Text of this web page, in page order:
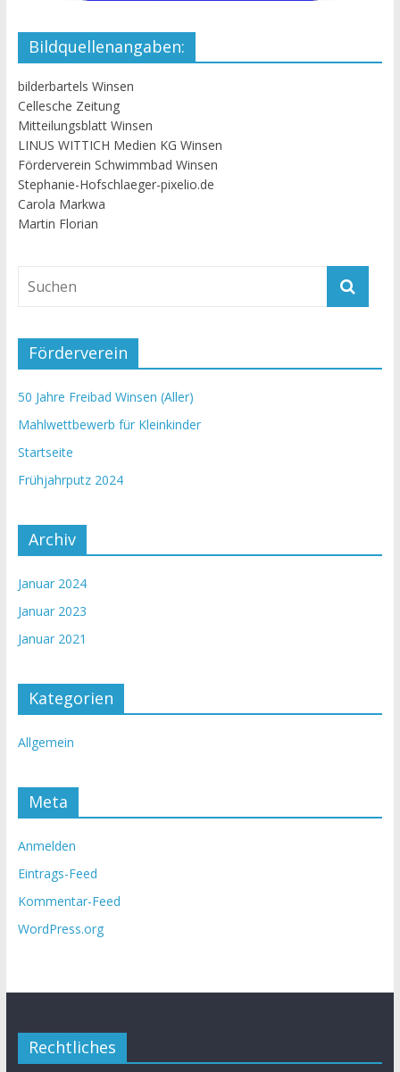
Bildquellenangaben:
bilderbartels Winsen
Cellesche Zeitung
Mitteilungsblatt Winsen
LINUS WITTICH Medien KG Winsen
Förderverein Schwimmbad Winsen
Stephanie-Hofschlaeger-pixelio.de
Carola Markwa
Martin Florian
Förderverein
50 Jahre Freibad Winsen (Aller)
Mahlwettbewerb für Kleinkinder
Startseite
Frühjahrputz 2024
Archiv
Januar 2024
Januar 2023
Januar 2021
Kategorien
Allgemein
Meta
Anmelden
Eintrags-Feed
Kommentar-Feed
WordPress.org
Rechtliches